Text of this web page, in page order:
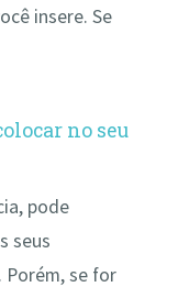
insere. Se
no seu
pode
seus
se for